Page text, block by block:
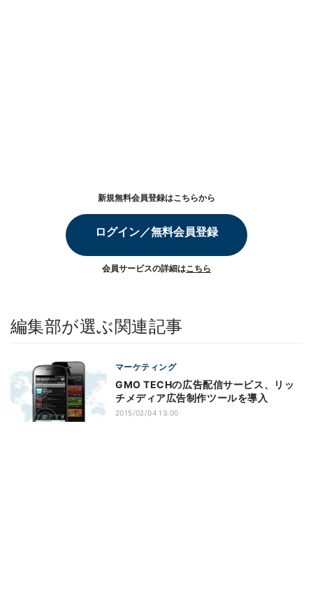
新規無料会員登録はこちらから
ログイン／無料会員登録
会員サービスの詳細はこちら
編集部が選ぶ関連記事
マーケティング
GMO TECHの広告配信サービス、リッ
チメディア広告制作ツールを導入
2015/02/04 13:00